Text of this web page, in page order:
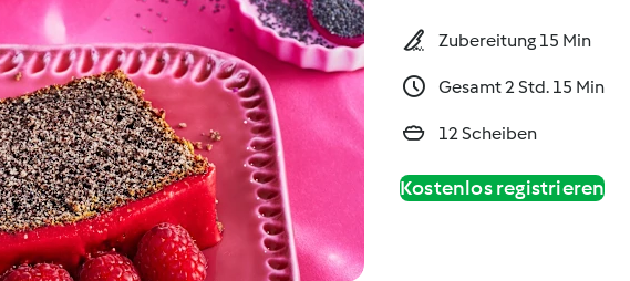
Zubereitung 15 Min
Gesamt 2 Std. 15 Min
12 Scheiben
Kostenlos registrieren